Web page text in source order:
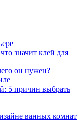
значит клей для
он нужен?
5 причин выбрать
ванных комнат